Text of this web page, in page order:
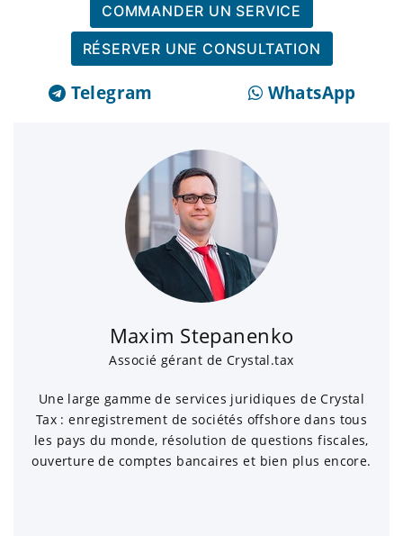
COMMANDER UN SERVICE
RÉSERVER UNE CONSULTATION
Telegram WhatsApp
Maxim Stepanenko
Associé gérant de Crystal.tax
Une large gamme de services juridiques de Crystal
Tax : enregistrement de sociétés offshore dans tous
les pays du monde, résolution de questions fiscales,
ouverture de comptes bancaires et bien plus encore.